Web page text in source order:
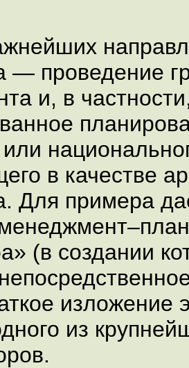
— проведение
и, в
в качестве
Для примера
(в создании
изложение
из